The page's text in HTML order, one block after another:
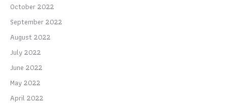
October 2022
September 2022
August 2022
July 2022
June 2022
May 2022
April 2022